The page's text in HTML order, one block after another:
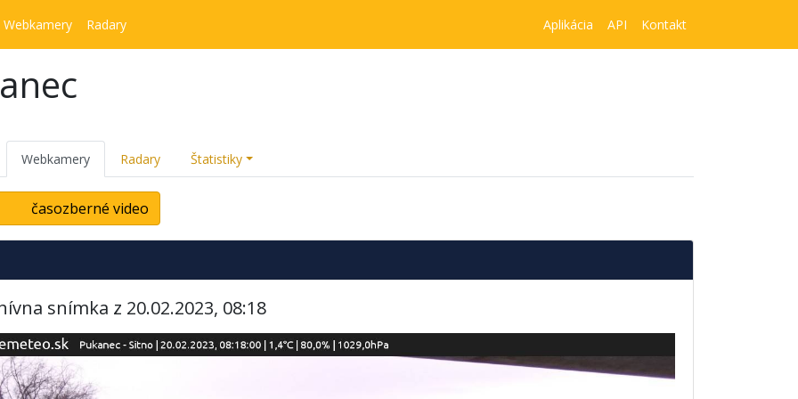
Webkamery Radary Aplikácia API Kontakt
Webkamery Radary Štatistiky
časozberné video
snímka z 20.02.2023, 08:18